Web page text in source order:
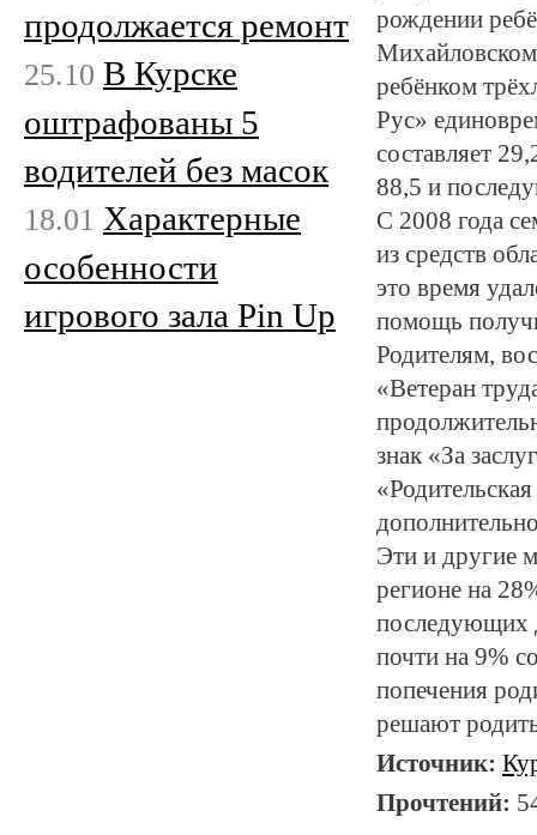
рождении
ребёнком
Рус»
составляет
88,5 и
С 2008 года
из средств
это время
помощь
Родителям,
«Ветеран
знак «За
Эти и другие
регионе на
последующих
почти на 9%
попечения
решают
Источник:
Прочтений:
продолжается ремонт
25.10 В Курске
оштрафованы 5
водителей без масок
18.01 Характерные
особенности
игрового зала Pin Up